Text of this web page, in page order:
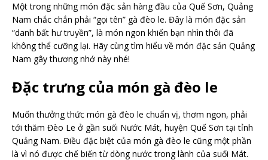
Một trong những món đặc sản hàng đầu của Quế Sơn, Quảng
Nam chắc chắn phải “gọi tên” gà đèo le. Đây là món đặc sản
“danh bất hư truyền”, là món ngon khiến bạn nhìn thôi đã
không thể cưỡng lại. Hãy cùng tìm hiểu về món đặc sản Quảng
Nam gây thương nhớ này nhé!
Đặc trưng của món gà đèo le
Muốn thưởng thức món gà đèo le chuẩn vị, thơm ngon, phải
tới thăm Đèo Le ở gần suối Nước Mát, huyện Quế Sơn tại tỉnh
Quảng Nam. Điều đặc biệt của món gà đèo le cũng một phần
là vì nó được chế biến từ dòng nước trong lành của suối Mát.